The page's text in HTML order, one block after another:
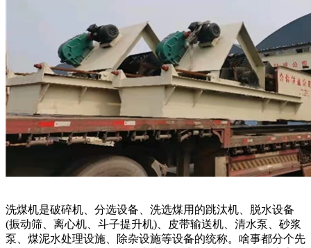
洗煤机是破碎机、分选设备、洗选煤用的跳汰机、脱水设备
(振动筛、离心机、斗子提升机)、皮带输送机、清水泵、砂浆
泵、煤泥水处理设施、除杂设施等设备的统称。啥事都分个先